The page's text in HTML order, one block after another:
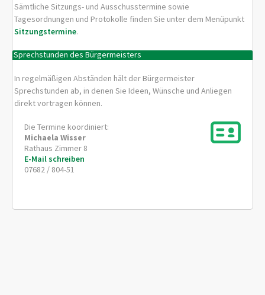
Sämtliche Sitzungs- und Ausschusstermine sowie
Tagesordnungen und Protokolle finden Sie unter dem Menüpunkt
Sitzungstermine.
Sprechstunden des Bürgermeisters
In regelmäßigen Abständen hält der Bürgermeister
Sprechstunden ab, in denen Sie Ideen, Wünsche und Anliegen
direkt vortragen können.
Die Termine koordiniert:
Michaela Wisser
Rathaus Zimmer 8
E-Mail schreiben
07682 / 804-51